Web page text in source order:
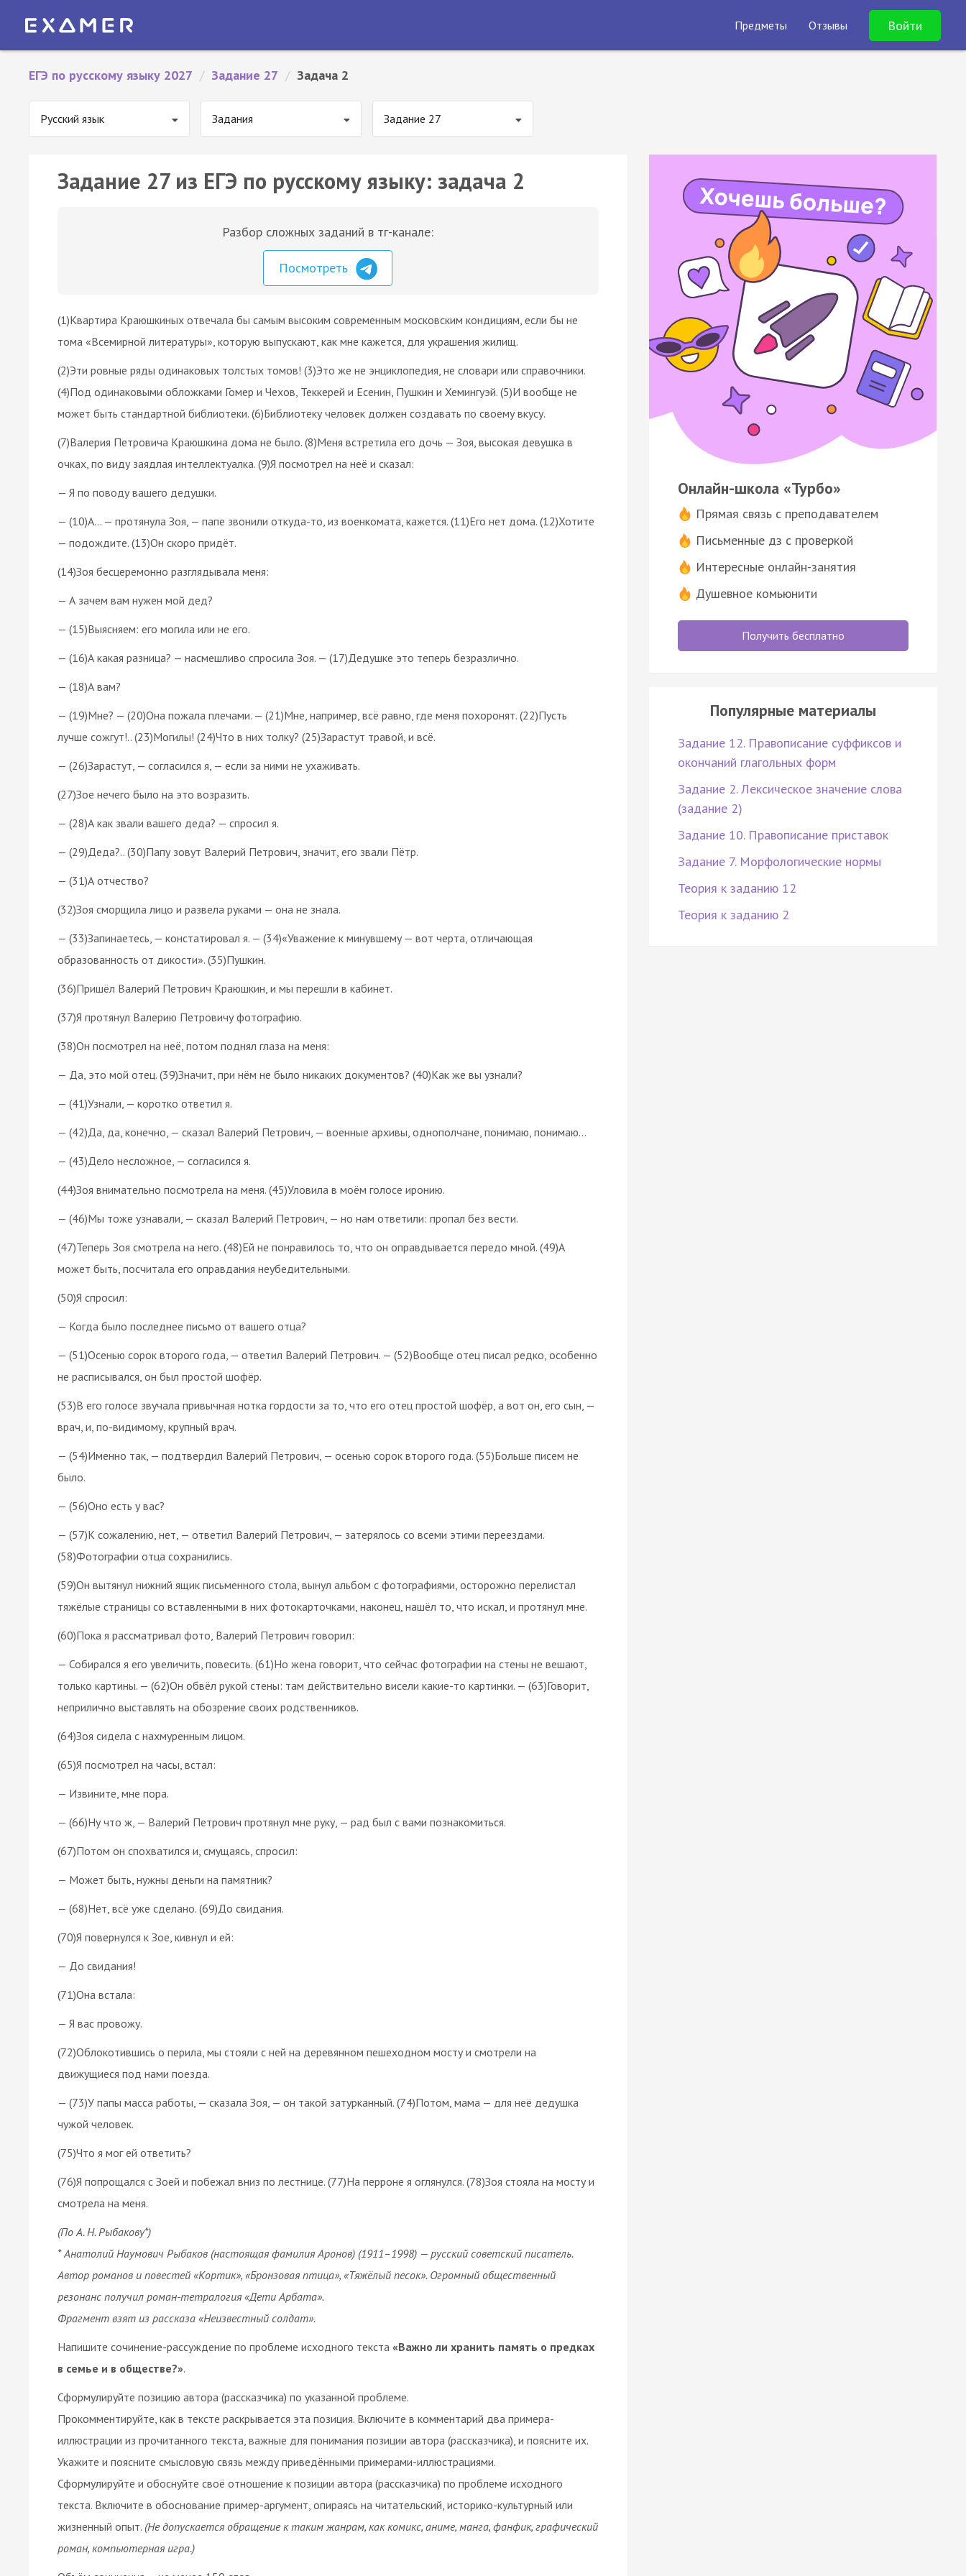
Предметы Отзывы Войти
ЕГЭ по русскому языку 2027 / Задание 27 / Задача 2
Русский язык Задания Задание 27
Задание 27 из ЕГЭ по русскому языку: задача 2
Разбор сложных заданий в тг-канале:
Посмотреть
(1)Квартира Краюшкиных отвечала бы самым высоким современным московским кондициям, если бы не
тома «Всемирной литературы», которую выпускают, как мне кажется, для украшения жилищ.
(2)Эти ровные ряды одинаковых толстых томов! (3)Это же не энциклопедия, не словари или справочники.
(4)Под одинаковыми обложками Гомер и Чехов, Теккерей и Есенин, Пушкин и Хемингуэй. (5)И вообще не
может быть стандартной библиотеки. (6)Библиотеку человек должен создавать по своему вкусу.
(7)Валерия Петровича Краюшкина дома не было. (8)Меня встретила его дочь — Зоя, высокая девушка в
очках, по виду заядлая интеллектуалка. (9)Я посмотрел на неё и сказал:
— Я по поводу вашего дедушки.
— (10)А… — протянула Зоя, — папе звонили откуда-то, из военкомата, кажется. (11)Его нет дома. (12)Хотите
— подождите. (13)Он скоро придёт.
(14)Зоя бесцеремонно разглядывала меня:
— А зачем вам нужен мой дед?
— (15)Выясняем: его могила или не его.
— (16)А какая разница? — насмешливо спросила Зоя. — (17)Дедушке это теперь безразлично.
— (18)А вам?
— (19)Мне? — (20)Она пожала плечами. — (21)Мне, например, всё равно, где меня похоронят. (22)Пусть
лучше сожгут!.. (23)Могилы! (24)Что в них толку? (25)Зарастут травой, и всё.
— (26)Зарастут, — согласился я, — если за ними не ухаживать.
(27)Зое нечего было на это возразить.
— (28)А как звали вашего деда? — спросил я.
— (29)Деда?.. (30)Папу зовут Валерий Петрович, значит, его звали Пётр.
— (31)А отчество?
(32)Зоя сморщила лицо и развела руками — она не знала.
— (33)Запинаетесь, — констатировал я. — (34)«Уважение к минувшему — вот черта, отличающая
образованность от дикости». (35)Пушкин.
(36)Пришёл Валерий Петрович Краюшкин, и мы перешли в кабинет.
(37)Я протянул Валерию Петровичу фотографию.
(38)Он посмотрел на неё, потом поднял глаза на меня:
— Да, это мой отец. (39)Значит, при нём не было никаких документов? (40)Как же вы узнали?
— (41)Узнали, — коротко ответил я.
— (42)Да, да, конечно, — сказал Валерий Петрович, — военные архивы, однополчане, понимаю, понимаю…
— (43)Дело несложное, — согласился я.
(44)Зоя внимательно посмотрела на меня. (45)Уловила в моём голосе иронию.
— (46)Мы тоже узнавали, — сказал Валерий Петрович, — но нам ответили: пропал без вести.
(47)Теперь Зоя смотрела на него. (48)Ей не понравилось то, что он оправдывается передо мной. (49)А
может быть, посчитала его оправдания неубедительными.
(50)Я спросил:
— Когда было последнее письмо от вашего отца?
— (51)Осенью сорок второго года, — ответил Валерий Петрович. — (52)Вообще отец писал редко, особенно
не расписывался, он был простой шофёр.
(53)В его голосе звучала привычная нотка гордости за то, что его отец простой шофёр, а вот он, его сын, —
врач, и, по-видимому, крупный врач.
— (54)Именно так, — подтвердил Валерий Петрович, — осенью сорок второго года. (55)Больше писем не
было.
— (56)Оно есть у вас?
— (57)К сожалению, нет, — ответил Валерий Петрович, — затерялось со всеми этими переездами.
(58)Фотографии отца сохранились.
(59)Он вытянул нижний ящик письменного стола, вынул альбом с фотографиями, осторожно перелистал
тяжёлые страницы со вставленными в них фотокарточками, наконец, нашёл то, что искал, и протянул мне.
(60)Пока я рассматривал фото, Валерий Петрович говорил:
— Собирался я его увеличить, повесить. (61)Но жена говорит, что сейчас фотографии на стены не вешают,
только картины. — (62)Он обвёл рукой стены: там действительно висели какие-то картинки. — (63)Говорит,
неприлично выставлять на обозрение своих родственников.
(64)Зоя сидела с нахмуренным лицом.
(65)Я посмотрел на часы, встал:
— Извините, мне пора.
— (66)Ну что ж, — Валерий Петрович протянул мне руку, — рад был с вами познакомиться.
(67)Потом он спохватился и, смущаясь, спросил:
— Может быть, нужны деньги на памятник?
— (68)Нет, всё уже сделано. (69)До свидания.
(70)Я повернулся к Зое, кивнул и ей:
— До свидания!
(71)Она встала:
— Я вас провожу.
(72)Облокотившись о перила, мы стояли с ней на деревянном пешеходном мосту и смотрели на
движущиеся под нами поезда.
— (73)У папы масса работы, — сказала Зоя, — он такой затурканный. (74)Потом, мама — для неё дедушка
чужой человек.
(75)Что я мог ей ответить?
(76)Я попрощался с Зоей и побежал вниз по лестнице. (77)На перроне я оглянулся. (78)Зоя стояла на мосту и
смотрела на меня.
(По А. Н. Рыбакову*)
* Анатолий Наумович Рыбаков (настоящая фамилия Аронов) (1911–1998) — русский советский писатель.
Автор романов и повестей «Кортик», «Бронзовая птица», «Тяжёлый песок». Огромный общественный
резонанс получил роман-тетралогия «Дети Арбата».
Фрагмент взят из рассказа «Неизвестный солдат».
Напишите сочинение-рассуждение по проблеме исходного текста «Важно ли хранить память о предках
в семье и в обществе?».
Сформулируйте позицию автора (рассказчика) по указанной проблеме.
Прокомментируйте, как в тексте раскрывается эта позиция. Включите в комментарий два примера-
иллюстрации из прочитанного текста, важные для понимания позиции автора (рассказчика), и поясните их.
Укажите и поясните смысловую связь между приведёнными примерами-иллюстрациями.
Сформулируйте и обоснуйте своё отношение к позиции автора (рассказчика) по проблеме исходного
текста. Включите в обоснование пример-аргумент, опираясь на читательский, историко-культурный или
жизненный опыт. (Не допускается обращение к таким жанрам, как комикс, аниме, манга, фанфик, графический
роман, компьютерная игра.)
Онлайн-школа «Турбо»
Прямая связь с преподавателем
Письменные дз с проверкой
Интересные онлайн-занятия
Душевное комьюнити
Получить бесплатно
Популярные материалы
Задание 12. Правописание суффиксов и
окончаний глагольных форм
Задание 2. Лексическое значение слова
(задание 2)
Задание 10. Правописание приставок
Задание 7. Морфологические нормы
Теория к заданию 12
Теория к заданию 2